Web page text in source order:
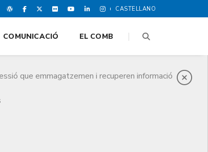
CASTELLANO
que emmagatzemen i recuperen informació
COMUNICACIÓ EL COMB